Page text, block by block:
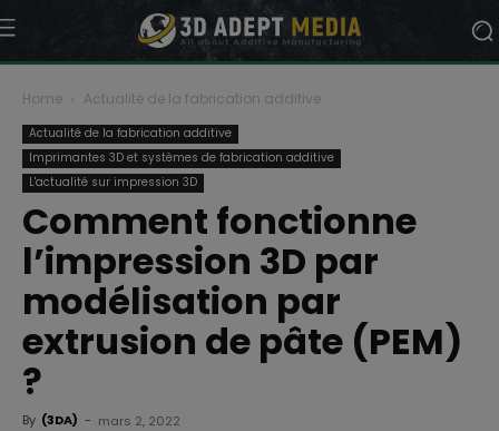
Home Actualité de la fabrication additive
Actualité de la fabrication additive
Imprimantes 3D et systèmes de fabrication additive
L'actualité sur impression 3D
Comment fonctionne
l’impression 3D par
modélisation par
extrusion de pâte (PEM)
?
By (3DA) - mars 2, 2022